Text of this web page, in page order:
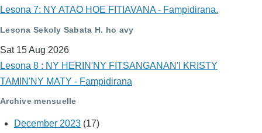
Lesona 7: NY ATAO HOE FITIAVANA - Fampidirana.
Lesona Sekoly Sabata H. ho avy
Sat 15 Aug 2026
Lesona 8 : NY HERIN'NY FITSANGANAN'I KRISTY
TAMIN'NY MATY - Fampidirana
Archive mensuelle
December 2023 (17)